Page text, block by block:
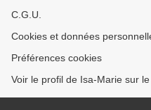
C.G.U.
Cookies et données
Préférences cookies
Voir le profil de Isa-Marie sur